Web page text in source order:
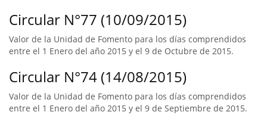
Circular N°77 (10/09/2015)
Valor de la Unidad de Fomento para los días comprendidos
entre el 1 Enero del año 2015 y el 9 de Octubre de 2015.
Circular N°74 (14/08/2015)
Valor de la Unidad de Fomento para los días comprendidos
entre el 1 Enero del año 2015 y el 9 de Septiembre de 2015.